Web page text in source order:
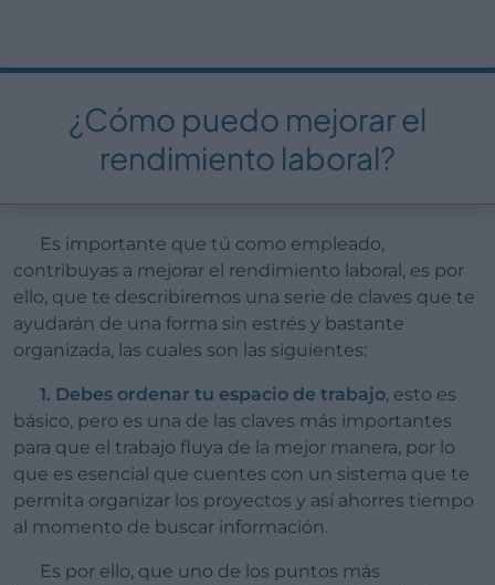
¿Cómo puedo mejorar el
rendimiento laboral?
Es importante que tú como empleado,
contribuyas a mejorar el rendimiento laboral, es por
ello, que te describiremos una serie de claves que te
ayudarán de una forma sin estrés y bastante
organizada, las cuales son las siguientes:
1. Debes ordenar tu espacio de trabajo, esto es
básico, pero es una de las claves más importantes
para que el trabajo fluya de la mejor manera, por lo
que es esencial que cuentes con un sistema que te
permita organizar los proyectos y así ahorres tiempo
al momento de buscar información.
Es por ello, que uno de los puntos más